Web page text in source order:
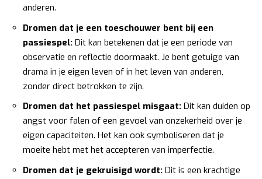
anderen.
Dromen dat je een toeschouwer bent bij een
passiespel: Dit kan betekenen dat je een periode van
observatie en reflectie doormaakt. Je bent getuige van
drama in je eigen leven of in het leven van anderen,
zonder direct betrokken te zijn.
Dromen dat het passiespel misgaat: Dit kan duiden op
angst voor falen of een gevoel van onzekerheid over je
eigen capaciteiten. Het kan ook symboliseren dat je
moeite hebt met het accepteren van imperfectie.
Dromen dat je gekruisigd wordt: Dit is een krachtige